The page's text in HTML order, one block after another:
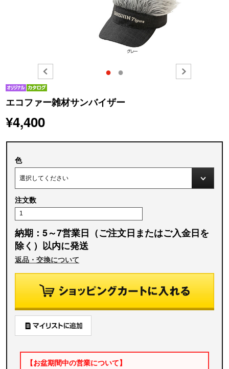
● ●
エコファー雑材サンバイザー
¥4,400
色
注文数
納期：5～7営業日（ご注文日またはご入金日を
除く）以内に発送
返品・交換について
【お盆期間中の営業について】